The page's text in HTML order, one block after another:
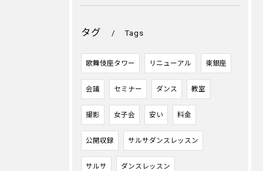
タグ Tags
歌舞伎座タワー リニューアル 東銀座
会議 セミナー ダンス 教室
撮影 女子会 安い 料金
公開収録 サルサダンスレッスン
サルサ ダンスレッスン